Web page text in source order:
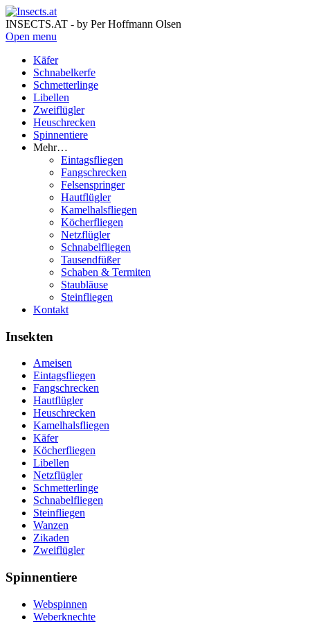
INSECTS.AT - by Per Hoffmann Olsen
Open menu
Käfer
Schnabelkerfe
Schmetterlinge
Libellen
Zweiflügler
Heuschrecken
Spinnentiere
Mehr…
Eintagsfliegen
Fangschrecken
Felsenspringer
Hautflügler
Kamelhalsfliegen
Köcherfliegen
Netzflügler
Schnabelfliegen
Tausendfüßer
Schaben & Termiten
Staubläuse
Steinfliegen
Kontakt
Insekten
Ameisen
Eintagsfliegen
Fangschrecken
Hautflügler
Heuschrecken
Kamelhalsfliegen
Käfer
Köcherfliegen
Libellen
Netzflügler
Schmetterlinge
Schnabelfliegen
Steinfliegen
Wanzen
Zikaden
Zweiflügler
Spinnentiere
Webspinnen
Weberknechte